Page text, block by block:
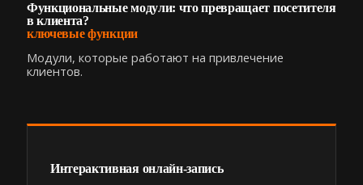
Функциональные модули: что превращает посетителя
в клиента?
ключевые функции
Модули, которые работают на привлечение
клиентов.
Интерактивная онлайн-запись